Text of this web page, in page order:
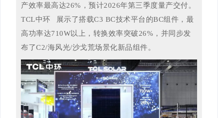
产效率最高达26%，预计2026年第三季度量产交付。
TCL中环
展示了搭载C3 BC技术平台的BC组件，最
高功率达710W以上，转换效率突破26%，并同步发
布了C2/海风光/沙戈荒场景化新品组件。